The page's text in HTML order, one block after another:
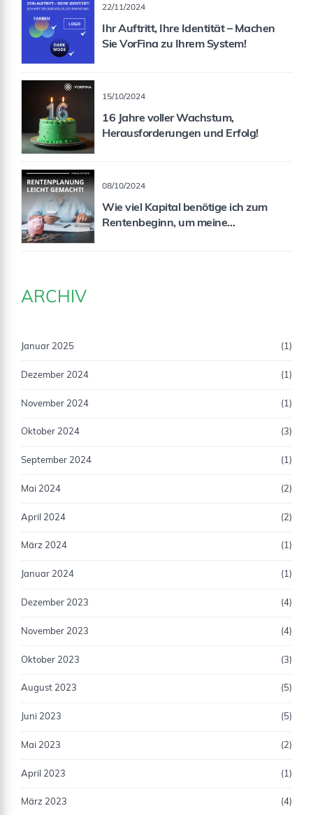
22/11/2024
Ihr Auftritt, Ihre Identität – Machen
Sie VorFina zu Ihrem System!
15/10/2024
16 Jahre voller Wachstum,
Herausforderungen und Erfolg!
08/10/2024
Wie viel Kapital benötige ich zum
Rentenbeginn, um meine
ARCHIV
Januar 2025 (1)
Dezember 2024 (1)
November 2024 (1)
Oktober 2024 (3)
September 2024 (1)
Mai 2024 (2)
April 2024 (2)
März 2024 (1)
Januar 2024 (1)
Dezember 2023 (4)
November 2023 (4)
Oktober 2023 (3)
August 2023 (5)
Juni 2023 (5)
Mai 2023 (2)
April 2023 (1)
März 2023 (4)